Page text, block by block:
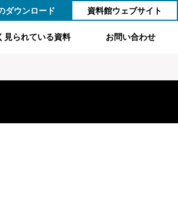
ダウンロード 資料館ウェブサイト
見られている資料 お問い合わせ